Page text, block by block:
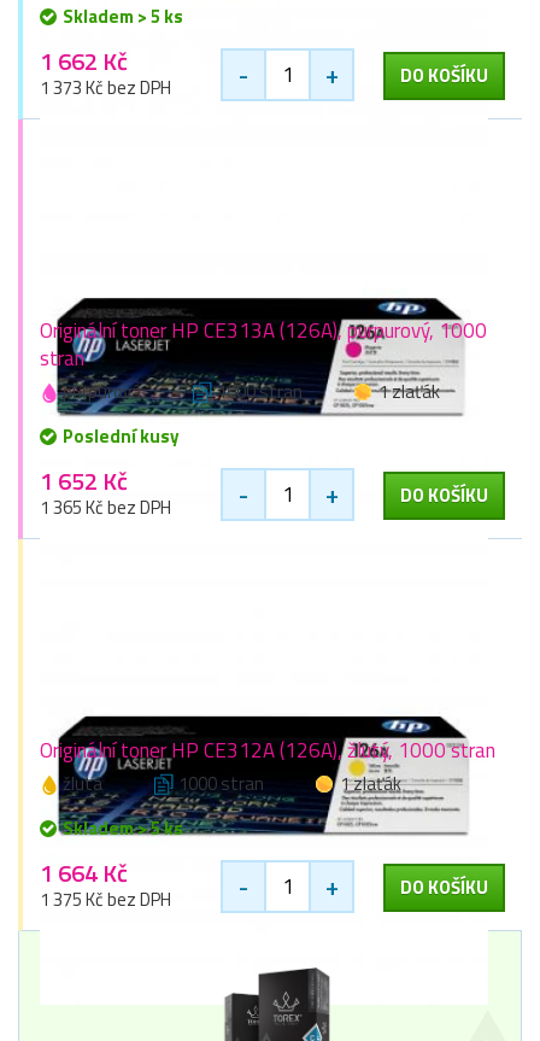
Skladem > 5 ks
1 662 Kč
1 373 Kč bez DPH - + DO KOŠÍKU
Originální toner HP CE313A (126A), purpurový, 1000
stran
purpurová 1000 stran
1 zlaťák
Poslední kusy
1 652 Kč
1 365 Kč bez DPH - + DO KOŠÍKU
Originální toner HP CE312A (126A), žlutý, 1000 stran
žlutá 1000 stran
1 zlaťák
Skladem > 5 ks
1 664 Kč
1 375 Kč bez DPH - + DO KOŠÍKU